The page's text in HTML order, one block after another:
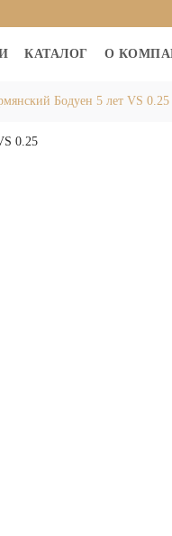
КАТАЛОГ О
Бодуен 5 лет VS